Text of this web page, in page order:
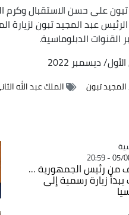
على حسن الاستقبال وكرم
الرئيس عبد المجيد تبون
القنوات الدبلوماسية.
تبون الملك عبد الله
05/08/
من رئيس الجمهورية ...
زيارة رسمية إلى